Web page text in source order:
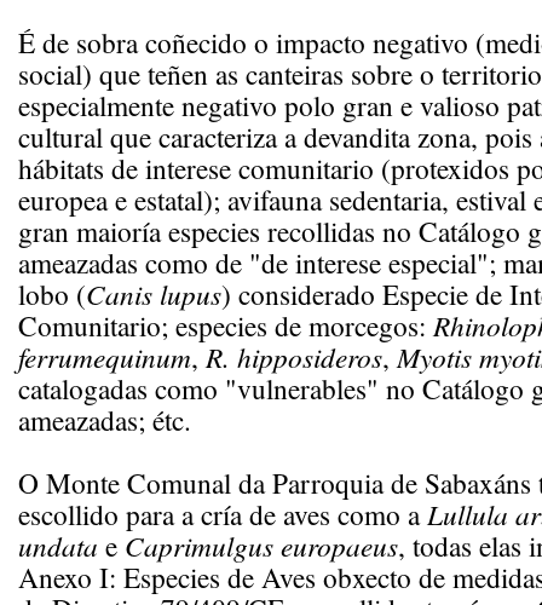
É de sobra coñecido o impacto negativo
social) que teñen as canteiras sobre o
especialmente negativo polo gran e valioso
cultural que caracteriza a devandita zona, pois
hábitats de interese comunitario (protexidos
europea e estatal); avifauna sedentaria, estival
gran maioría especies recollidas no Catálogo
ameazadas como de "de interese especial";
lobo (Canis lupus) considerado Especie de
Comunitario; especies de morcegos:
ferrumequinum,R. hipposideros,Myotis
catalogadas como "vulnerables" no Catálogo
ameazadas; étc.
O Monte Comunal da Parroquia de Sabaxáns
escollido para a cría de aves como aLullula
undata e Caprimulgus europaeus, todas elas
Anexo I: Especies de Aves obxecto de